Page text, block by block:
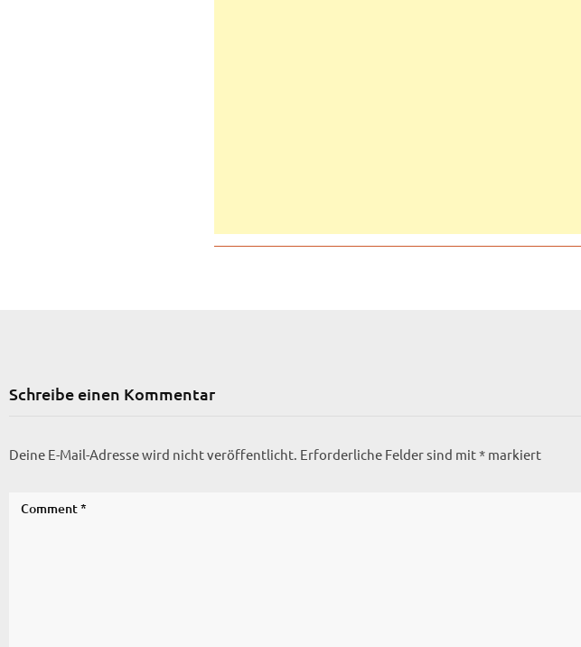
Schreibe einen Kommentar
Deine E-Mail-Adresse wird nicht veröffentlicht. Erforderliche Felder sind mit* markiert